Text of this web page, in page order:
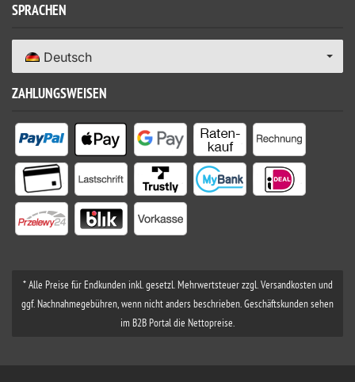
SPRACHEN
Deutsch
ZAHLUNGSWEISEN
* Alle Preise für Endkunden inkl. gesetzl. Mehrwertsteuer zzgl. Versandkosten und
ggf. Nachnahmegebühren, wenn nicht anders beschrieben. Geschäftskunden sehen
im B2B Portal die Nettopreise.